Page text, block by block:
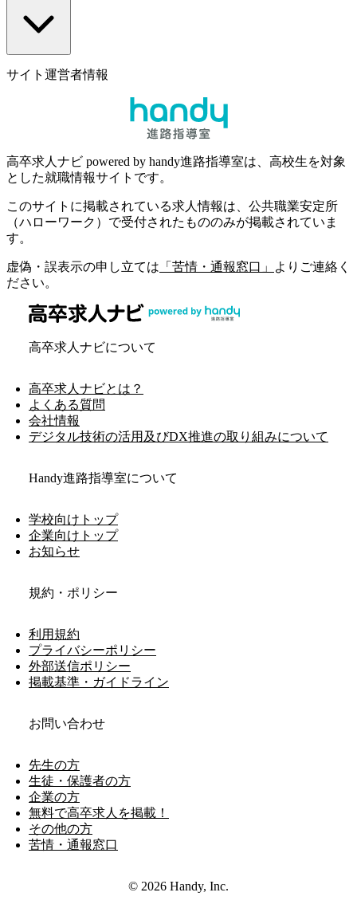
サイト運営者情報
高卒求人ナビ powered by handy進路指導室は、高校生を対象
とした就職情報サイトです。
このサイトに掲載されている求人情報は、公共職業安定所
（ハローワーク）で受付されたもののみが掲載されていま
す。
虚偽・誤表示の申し立ては 「苦情・通報窓口」
よりご連絡く
ださい。
高卒求人ナビについて
高卒求人ナビとは？
よくある質問
会社情報
デジタル技術の活用及びDX推進の取り組みについて
Handy進路指導室について
学校向けトップ
企業向けトップ
お知らせ
規約・ポリシー
利用規約
プライバシーポリシー
外部送信ポリシー
掲載基準・ガイドライン
お問い合わせ
先生の方
生徒・保護者の方
企業の方
無料で高卒求人を掲載！
その他の方
苦情・通報窓口
© 2026 Handy, Inc.